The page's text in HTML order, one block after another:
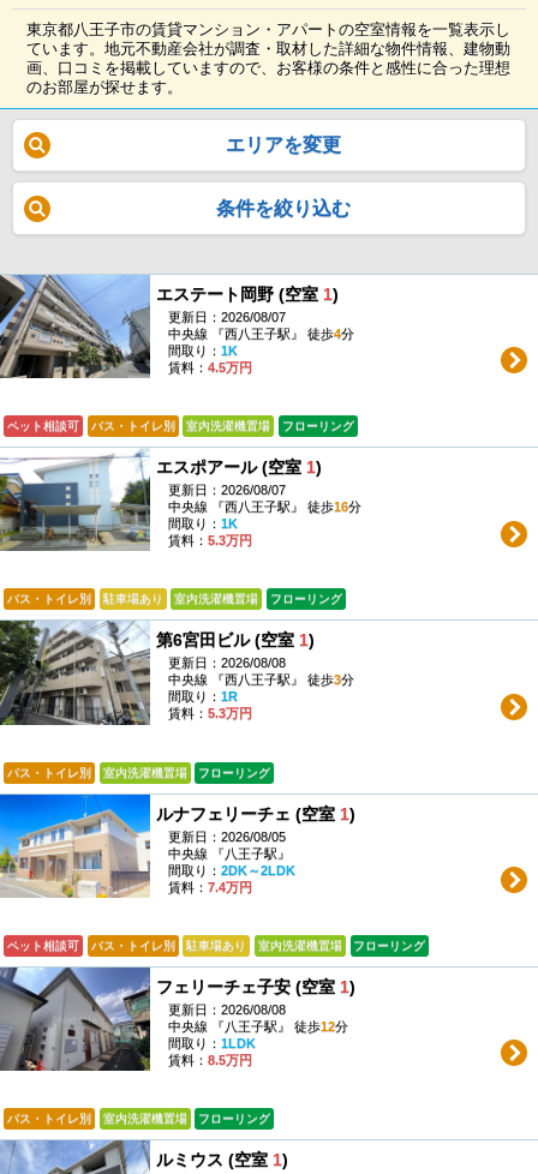
東京都八王子市の賃貸マンション・アパートの空室情報を一覧表示し
ています。地元不動産会社が調査・取材した詳細な物件情報、建物動
画、口コミを掲載していますので、お客様の条件と感性に合った理想
のお部屋が探せます。
エリアを変更
条件を絞り込む
エステート岡野 (空室 1)
更新日：2026/08/07
中央線 『西八王子駅』 徒歩4分
間取り： 1K
賃料： 4.5万円
ペット相談可 バス・トイレ別 室内洗濯機置場 フローリング
エスポアール (空室 1)
更新日：2026/08/07
中央線 『西八王子駅』 徒歩16分
間取り： 1K
賃料： 5.3万円
バス・トイレ別 駐車場あり 室内洗濯機置場 フローリング
第6宮田ビル (空室 1)
更新日：2026/08/08
中央線 『西八王子駅』 徒歩3分
間取り： 1R
賃料： 5.3万円
バス・トイレ別 室内洗濯機置場 フローリング
ルナフェリーチェ (空室 1)
更新日：2026/08/05
中央線 『八王子駅』
間取り： 2DK～2LDK
賃料： 7.4万円
ペット相談可 バス・トイレ別 駐車場あり 室内洗濯機置場 フローリング
フェリーチェ子安 (空室 1)
更新日：2026/08/08
中央線 『八王子駅』 徒歩12分
間取り： 1LDK
賃料： 8.5万円
バス・トイレ別 室内洗濯機置場 フローリング
ルミウス (空室 1)